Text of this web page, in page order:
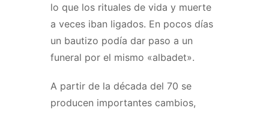
lo que los rituales de vida y muerte
a veces iban ligados. En pocos días
un bautizo podía dar paso a un
funeral por el mismo «albadet».
A partir de la década del 70 se
producen importantes cambios,